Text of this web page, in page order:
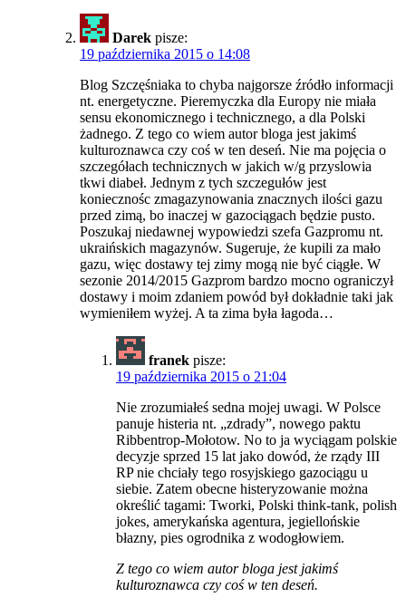
Darek pisze:
19 października 2015 o 14:08
Blog Szczęśniaka to chyba najgorsze źródło informacji
nt. energetyczne. Pieremyczka dla Europy nie miała
sensu ekonomicznego i technicznego, a dla Polski
żadnego. Z tego co wiem autor bloga jest jakimś
kulturoznawca czy coś w ten deseń. Nie ma pojęcia o
szczegółach technicznych w jakich w/g przyslowia
tkwi diabeł. Jednym z tych szczegułów jest
koniecznośc zmagazynowania znacznych ilości gazu
przed zimą, bo inaczej w gazociągach będzie pusto.
Poszukaj niedawnej wypowiedzi szefa Gazpromu nt.
ukraińskich magazynów. Sugeruje, że kupili za mało
gazu, więc dostawy tej zimy mogą nie być ciągłe. W
sezonie 2014/2015 Gazprom bardzo mocno ograniczył
dostawy i moim zdaniem powód był dokładnie taki jak
wymieniłem wyżej. A ta zima była łagoda…
franek pisze:
19 października 2015 o 21:04
Nie zrozumiałeś sedna mojej uwagi. W Polsce
panuje histeria nt. „zdrady”, nowego paktu
Ribbentrop-Mołotow. No to ja wyciągam polskie
decyzje sprzed 15 lat jako dowód, że rządy III
RP nie chciały tego rosyjskiego gazociągu u
siebie. Zatem obecne histeryzowanie można
określić tagami: Tworki, Polski think-tank, polish
jokes, amerykańska agentura, jegiellońskie
błazny, pies ogrodnika z wodogłowiem.
Z tego co wiem autor bloga jest jakimś
kulturoznawca czy coś w ten deseń.